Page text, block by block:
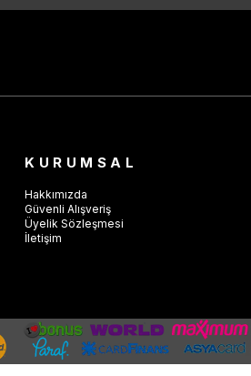
KURUMSAL
Hakkımızda
Güvenli Alışveriş
Üyelik Sözleşmesi
İletişim